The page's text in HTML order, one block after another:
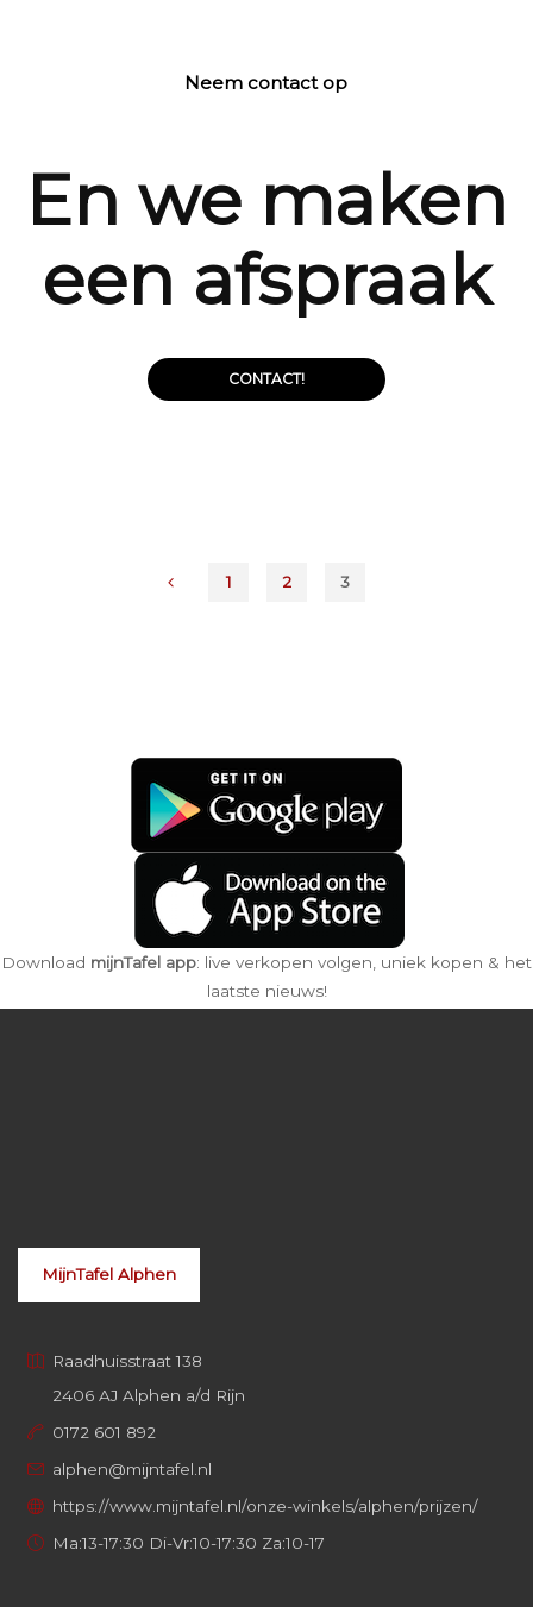
Neem contact op
En we maken
een afspraak
CONTACT!
1 2 3
Download mijnTafel app: live verkopen volgen, uniek kopen & het
laatste nieuws!
MijnTafel Alphen
Raadhuisstraat 138
2406 AJ Alphen a/d Rijn
0172 601 892
alphen@mijntafel.nl
https://www.mijntafel.nl/onze-winkels/alphen/prijzen/
Ma:13-17:30 Di-Vr:10-17:30 Za:10-17